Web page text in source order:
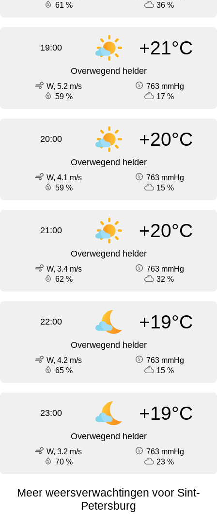
61 %
36 %
19:00 +21°C
Overwegend helder
W, 5.2 m/s
763 mmHg
59 %
17 %
20:00 +20°C
Overwegend helder
W, 4.1 m/s
763 mmHg
59 %
15 %
21:00 +20°C
Overwegend helder
W, 3.4 m/s
763 mmHg
62 %
32 %
22:00 +19°C
Overwegend helder
W, 4.2 m/s
763 mmHg
65 %
15 %
23:00 +19°C
Overwegend helder
W, 3.2 m/s
763 mmHg
70 %
23 %
Meer weersverwachtingen voor Sint-
Petersburg